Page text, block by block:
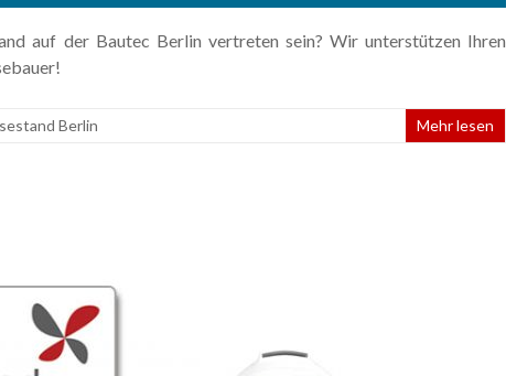
auf der Bautec Berlin vertreten sein? Wir unterstützen Ihren
Berlin Mehr lesen